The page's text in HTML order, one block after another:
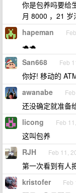
你是包养吗要给
月 8000 ，21 岁
hapeman
🐢🐢
San668 Feb
你好! 移动的
awanabe
还没确定就准备
licong Feb
这叫包养
RJH Feb 11,
第一次看到有人
kristofer Feb